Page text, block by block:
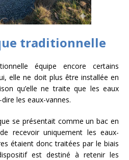
traditionnelle
équipe encore certains
elle ne doit plus être installée en
qu’elle ne traite que les eaux
les eaux-vannes.
se présentait comme un bac en
recevoir uniquement les eaux-
étaient donc traitées par le biais
est destiné à retenir les